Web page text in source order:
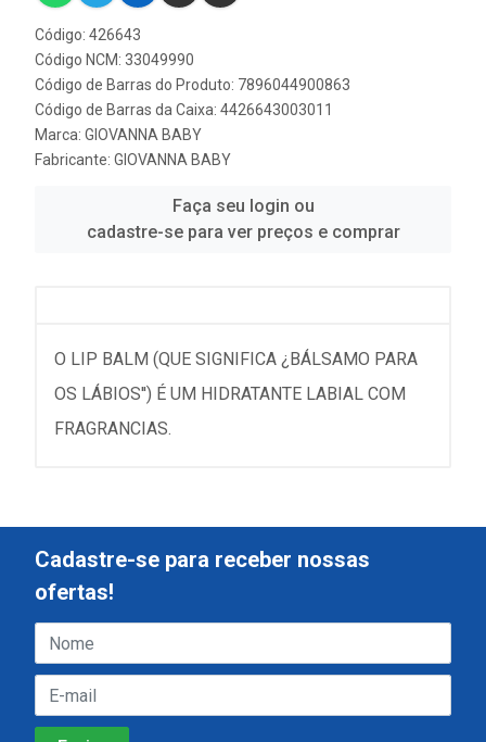
Código: 426643
Código NCM: 33049990
Código de Barras do Produto: 7896044900863
Código de Barras da Caixa: 4426643003011
Marca: GIOVANNA BABY
Fabricante: GIOVANNA BABY
Faça seu login ou
cadastre-se para ver preços e comprar
O LIP BALM (QUE SIGNIFICA ¿BÁLSAMO PARA
OS LÁBIOS'') É UM HIDRATANTE LABIAL COM
FRAGRANCIAS.
Cadastre-se para receber nossas
ofertas!